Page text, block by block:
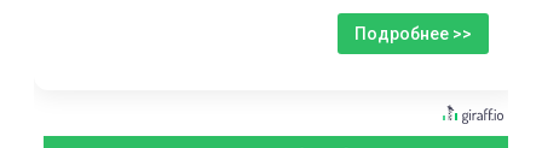
Подробнее >>